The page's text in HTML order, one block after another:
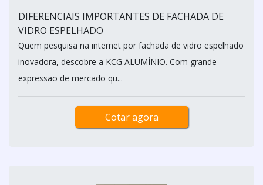
DIFERENCIAIS IMPORTANTES DE FACHADA DE
VIDRO ESPELHADO
Quem pesquisa na internet por fachada de vidro espelhado
inovadora, descobre a KCG ALUMÍNIO. Com grande
expressão de mercado qu...
Cotar agora